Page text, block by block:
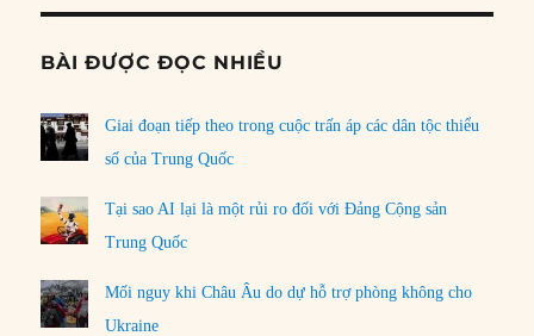
BÀI ĐƯỢC ĐỌC NHIỀU
Giai đoạn tiếp theo trong cuộc trấn áp các dân tộc thiểu
số của Trung Quốc
Tại sao AI lại là một rủi ro đối với Đảng Cộng sản
Trung Quốc
Mối nguy khi Châu Âu do dự hỗ trợ phòng không cho
Ukraine